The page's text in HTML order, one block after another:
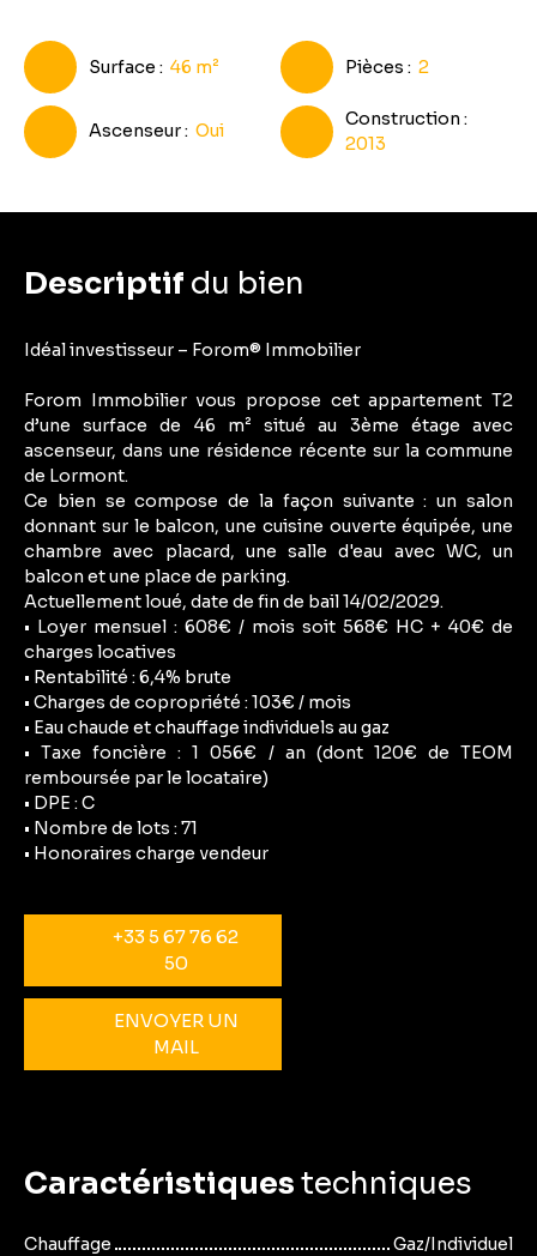
Surface : 46 m² Pièces : 2
Ascenseur: Oui
Construction:
2013
Descriptif du bien
Idéal investisseur – Forom® Immobilier
Forom Immobilier vous propose cet appartement T2
d’une surface de 46 m² situé au 3ème étage avec
ascenseur, dans une résidence récente sur la commune
de Lormont.
Ce bien se compose de la façon suivante : un salon
donnant sur le balcon, une cuisine ouverte équipée, une
chambre avec placard, une salle d'eau avec WC, un
balcon et une place de parking.
Actuellement loué, date de fin de bail 14/02/2029.
• Loyer mensuel : 608€ / mois soit 568€ HC + 40€ de
charges locatives
• Rentabilité : 6,4% brute
• Charges de copropriété : 103€ / mois
• Eau chaude et chauffage individuels au gaz
• Taxe foncière : 1 056€ / an (dont 120€ de TEOM
remboursée par le locataire)
• DPE : C
• Nombre de lots : 71
• Honoraires charge vendeur
+33 5 67 76 62
50
ENVOYER UN
MAIL
Caractéristiquestechniques
Chauffage
Gaz/Individuel